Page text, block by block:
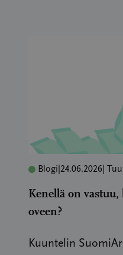
Blogi 24.06.2026 |
Kenellä on
oveen?
Kuuntelin